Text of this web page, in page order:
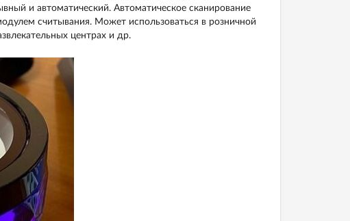
и автоматический. Автоматическое сканирование
считывания. Может использоваться в розничной
центрах и др.